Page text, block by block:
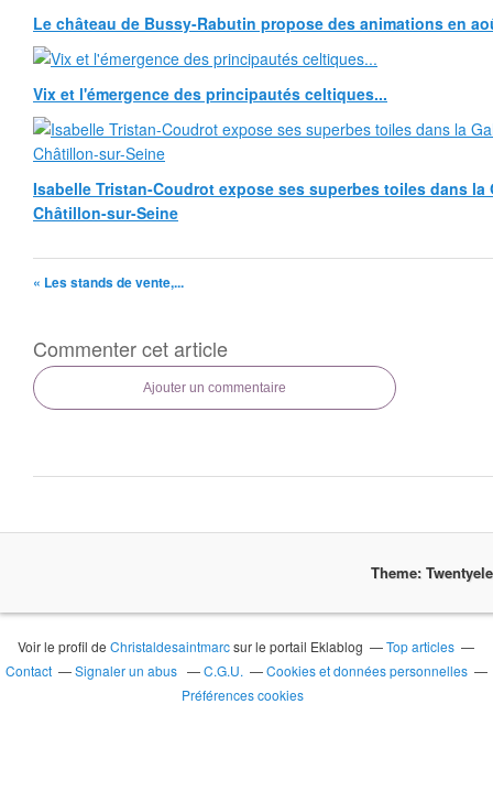
Le château de Bussy-Rabutin propose des animations en
Vix et l'émergence des principautés celtiques...
Isabelle Tristan-Coudrot expose ses superbes toiles dans la
Châtillon-sur-Seine
« Les stands de vente,...
Commenter cet article
Ajouter un commentaire
Theme:
Voir le profil deChristaldesaintmarcsur le portail Eklablog
Top articles
Contact
Signaler un abus C.G.U.
Cookies et données personnelles
Préférences cookies